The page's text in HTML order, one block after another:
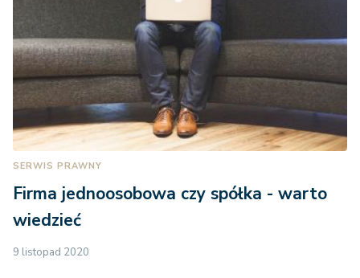
SERWIS PRAWNY
Firma jednoosobowa czy spółka - warto
wiedzieć
9 listopad 2020